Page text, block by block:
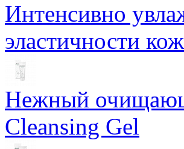
Интенсивно
эластичности
Нежный
Cleansing Gel